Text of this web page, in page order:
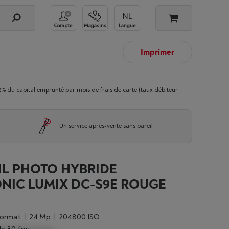
Compte Magasins Langue
Imprimer
du capital emprunté par mois de frais de carte (taux débiteur
Un service après-vente sans pareil
PHOTO HYBRIDE
LUMIX DC-S9E ROUGE
24 Mp
204800 ISO